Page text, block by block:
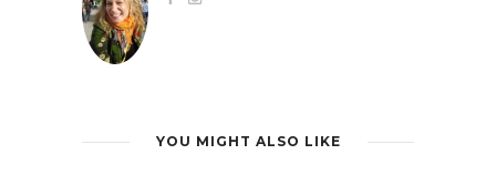
YOU MIGHT ALSO LIKE